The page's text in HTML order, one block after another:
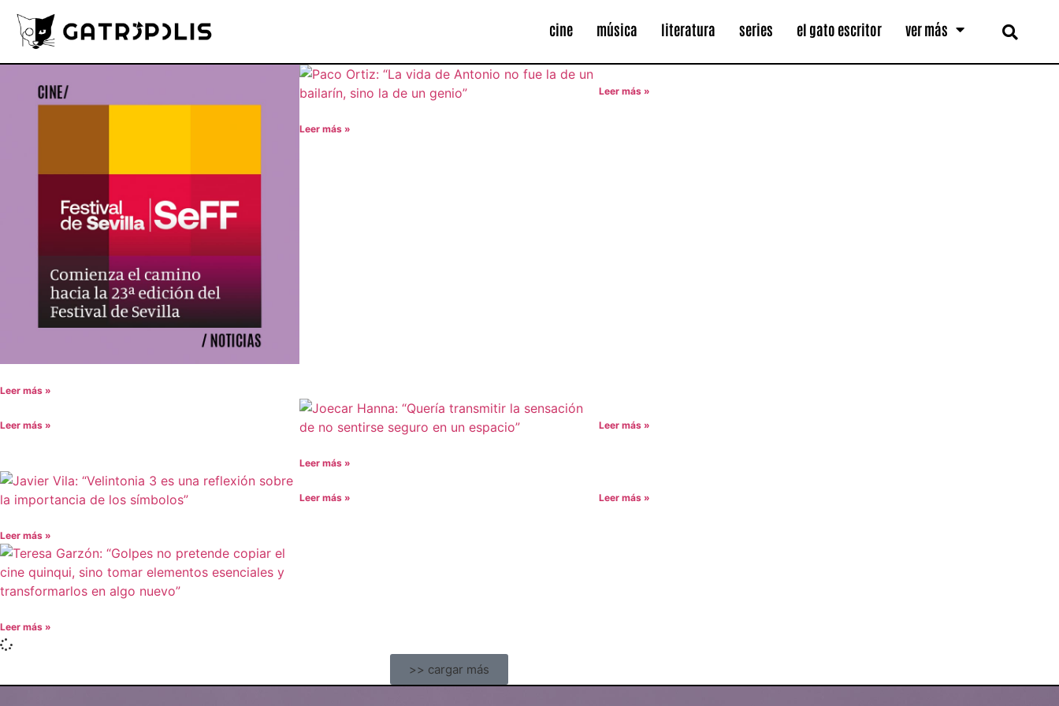
cine música literatura series el gato escritor ver más
Leer más »
Leer más »
Leer más »
Leer más »
Leer más »
Leer más »
Leer más »
Leer más » Leer más »
Leer más »
>> cargar más